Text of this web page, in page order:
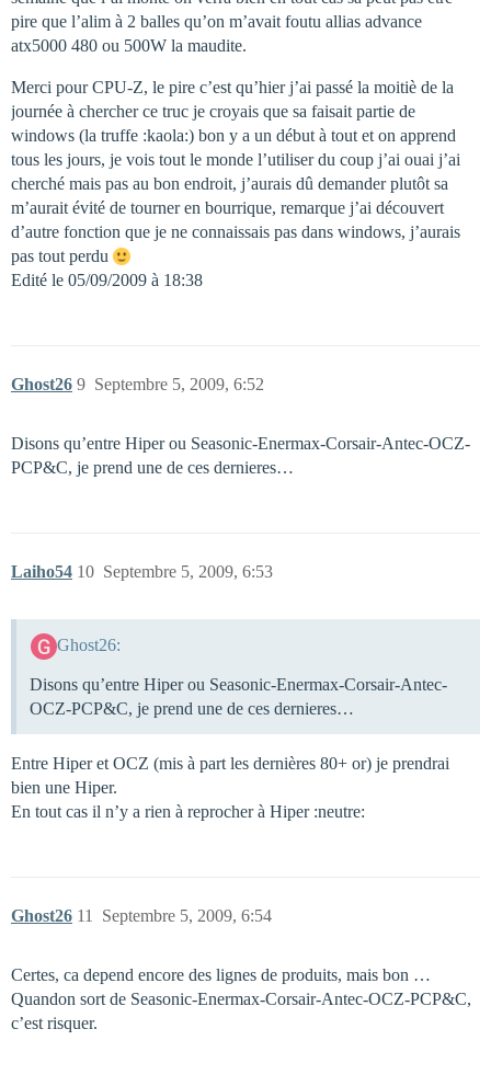
pire que l’alim à 2 balles qu’on m’avait foutu allias advance
atx5000 480 ou 500W la maudite.
Merci pour CPU-Z, le pire c’est qu’hier j’ai passé la moitiè de la
journée à chercher ce truc je croyais que sa faisait partie de
windows (la truffe :kaola:) bon y a un début à tout et on apprend
tous les jours, je vois tout le monde l’utiliser du coup j’ai ouai j’ai
cherché mais pas au bon endroit, j’aurais dû demander plutôt sa
m’aurait évité de tourner en bourrique, remarque j’ai découvert
d’autre fonction que je ne connaissais pas dans windows, j’aurais
pas tout perdu
Edité le 05/09/2009 à 18:38
Ghost26 Septembre 5, 2009, 6:52
9
Disons qu’entre Hiper ou Seasonic-Enermax-Corsair-Antec-OCZ-
PCP&C, je prend une de ces dernieres…
Laiho54 Septembre 5, 2009, 6:53
10
Ghost26:
Disons qu’entre Hiper ou Seasonic-Enermax-Corsair-Antec-
OCZ-PCP&C, je prend une de ces dernieres…
Entre Hiper et OCZ (mis à part les dernières 80+ or) je prendrai
bien une Hiper.
En tout cas il n’y a rien à reprocher à Hiper :neutre:
Ghost26 Septembre 5, 2009, 6:54
11
Certes, ca depend encore des lignes de produits, mais bon …
Quandon sort de Seasonic-Enermax-Corsair-Antec-OCZ-PCP&C,
c’est risquer.